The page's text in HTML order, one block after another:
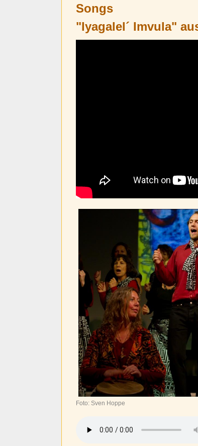
Songs
"Iyagalel´ Imvula"
Foto: Sven Hoppe